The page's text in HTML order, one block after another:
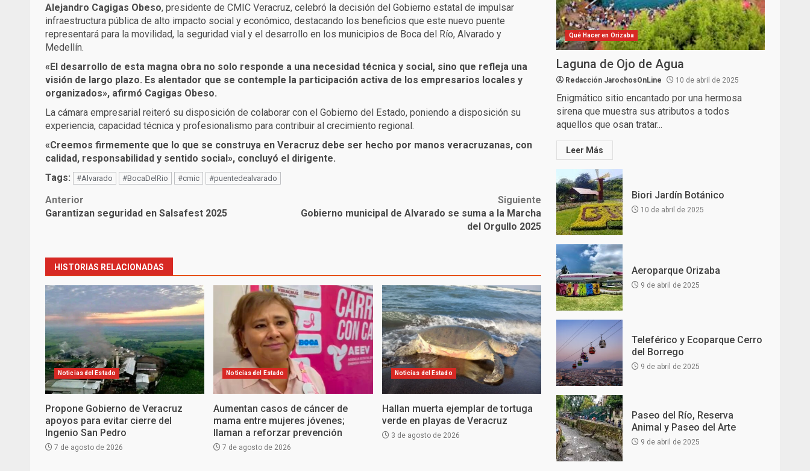
Alejandro Cagigas Obeso, presidente de CMIC Veracruz, celebró la decisión del Gobierno estatal de impulsar
infraestructura pública de alto impacto social y económico, destacando los beneficios que este nuevo puente
representará para la movilidad, la seguridad vial y el desarrollo en los municipios de Boca del Río, Alvarado y
Medellín.
«El desarrollo de esta magna obra no solo responde a una necesidad técnica y social, sino que refleja una
visión de largo plazo. Es alentador que se contemple la participación activa de los empresarios locales y
organizados», afirmó Cagigas Obeso.
La cámara empresarial reiteró su disposición de colaborar con el Gobierno del Estado, poniendo a disposición su
experiencia, capacidad técnica y profesionalismo para contribuir al crecimiento regional.
«Creemos firmemente que lo que se construya en Veracruz debe ser hecho por manos veracruzanas, con
calidad, responsabilidad y sentido social», concluyó el dirigente.
Tags:
#Alvarado #BocaDelRio #cmic #puentedealvarado
Post
navigation
Anterior
Garantizan seguridad en Salsafest 2025
Siguiente
Gobierno municipal de Alvarado se suma a la Marcha
del Orgullo 2025
HISTORIAS RELACIONADAS
Noticias del Estado
Propone Gobierno de Veracruz
apoyos para evitar cierre del
Ingenio San Pedro
7 de agosto de 2026
Noticias del Estado
Aumentan casos de cáncer de
mama entre mujeres jóvenes;
llaman a reforzar prevención
7 de agosto de 2026
Noticias del Estado
Hallan muerta ejemplar de tortuga
verde en playas de Veracruz
3 de agosto de 2026
Qué Hacer en Orizaba
Laguna de Ojo de Agua
Redacción JarochosOnLine 10 de abril de 2025
Enigmático sitio encantado por una hermosa
sirena que muestra sus atributos a todos
aquellos que osan tratar...
Leer Más
Biori Jardín Botánico
10 de abril de 2025
Aeroparque Orizaba
9 de abril de 2025
Teleférico y Ecoparque Cerro
del Borrego
9 de abril de 2025
Paseo del Río, Reserva
Animal y Paseo del Arte
9 de abril de 2025